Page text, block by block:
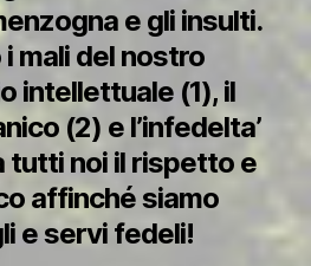
e gli insulti.
mali del nostro
intellettuale (1), il
(2) e l’infedelta’
tutti noi il rispetto e
affinché siamo
e servi fedeli!